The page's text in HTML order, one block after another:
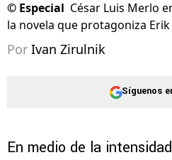
© Especial César Luis Merlo
la novela que protagoniza Erik
Por Ivan Zirulnik
Síguenos
En medio de la